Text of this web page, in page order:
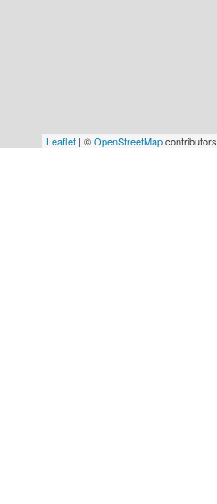
Leaflet | ©OpenStreetMapcontributors